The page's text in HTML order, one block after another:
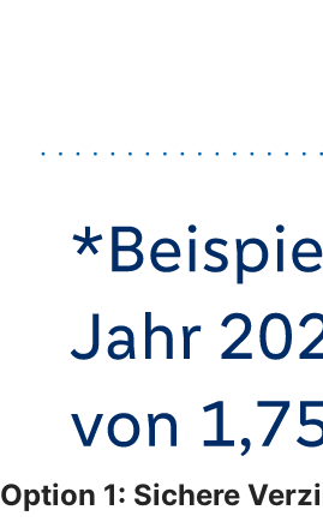
Option 1: Sichere